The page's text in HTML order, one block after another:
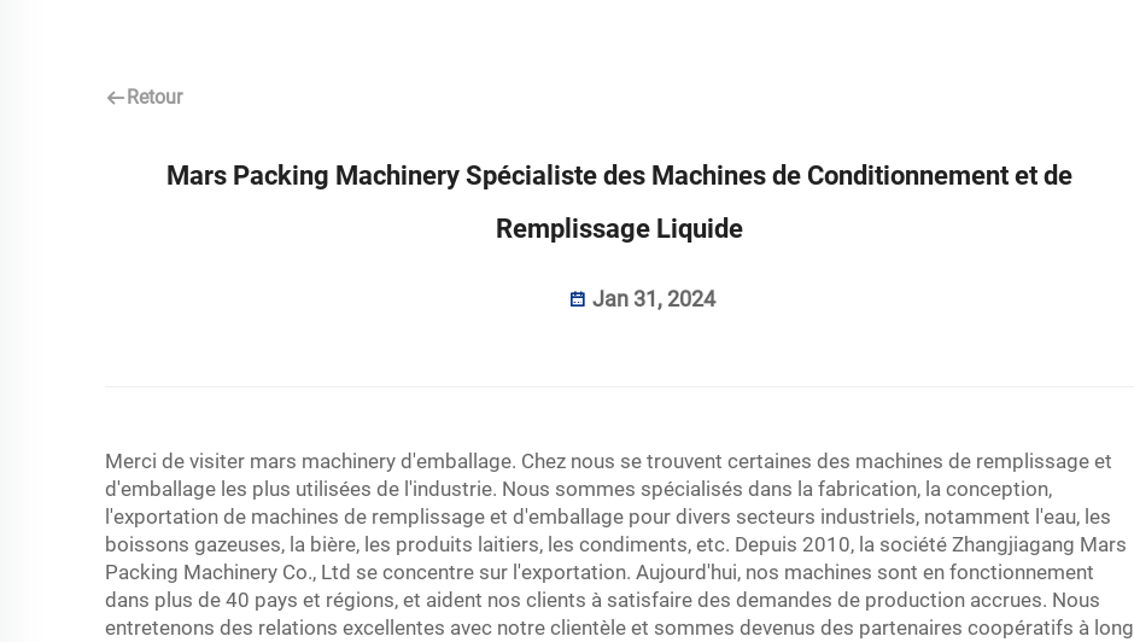
Retour
Mars Packing Machinery Spécialiste des Machines de Conditionnement et de
Remplissage Liquide
Jan 31, 2024
Merci de visiter mars machinery d'emballage. Chez nous se trouvent certaines des machines de remplissage et
d'emballage les plus utilisées de l'industrie. Nous sommes spécialisés dans la fabrication, la conception,
l'exportation de machines de remplissage et d'emballage pour divers secteurs industriels, notamment l'eau, les
boissons gazeuses, la bière, les produits laitiers, les condiments, etc. Depuis 2010, la société Zhangjiagang Mars
Packing Machinery Co., Ltd se concentre sur l'exportation. Aujourd'hui, nos machines sont en fonctionnement
dans plus de 40 pays et régions, et aident nos clients à satisfaire des demandes de production accrues. Nous
entretenons des relations excellentes avec notre clientèle et sommes devenus des partenaires coopératifs à long